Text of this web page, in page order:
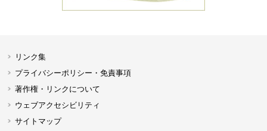
リンク集
プライバシーポリシー・免責事項
著作権・リンクについて
ウェブアクセシビリティ
サイトマップ